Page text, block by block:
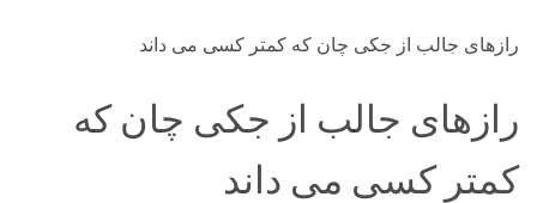
رازهای جالب از جکی چان که کمتر کسی می داند
رازهای جالب از جکی چان که
کمتر کسی می داند